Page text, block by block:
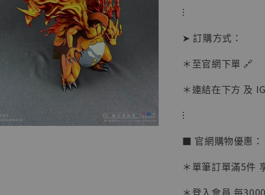
可動蒐藏
彈飛 鵝
子
⁝
➤ 訂購方式：
＊至官網下單 🔗
＊連結在下方 及
⁝
■ 官網購物優惠：
＊單筆訂單滿5件
＊登入會員 每